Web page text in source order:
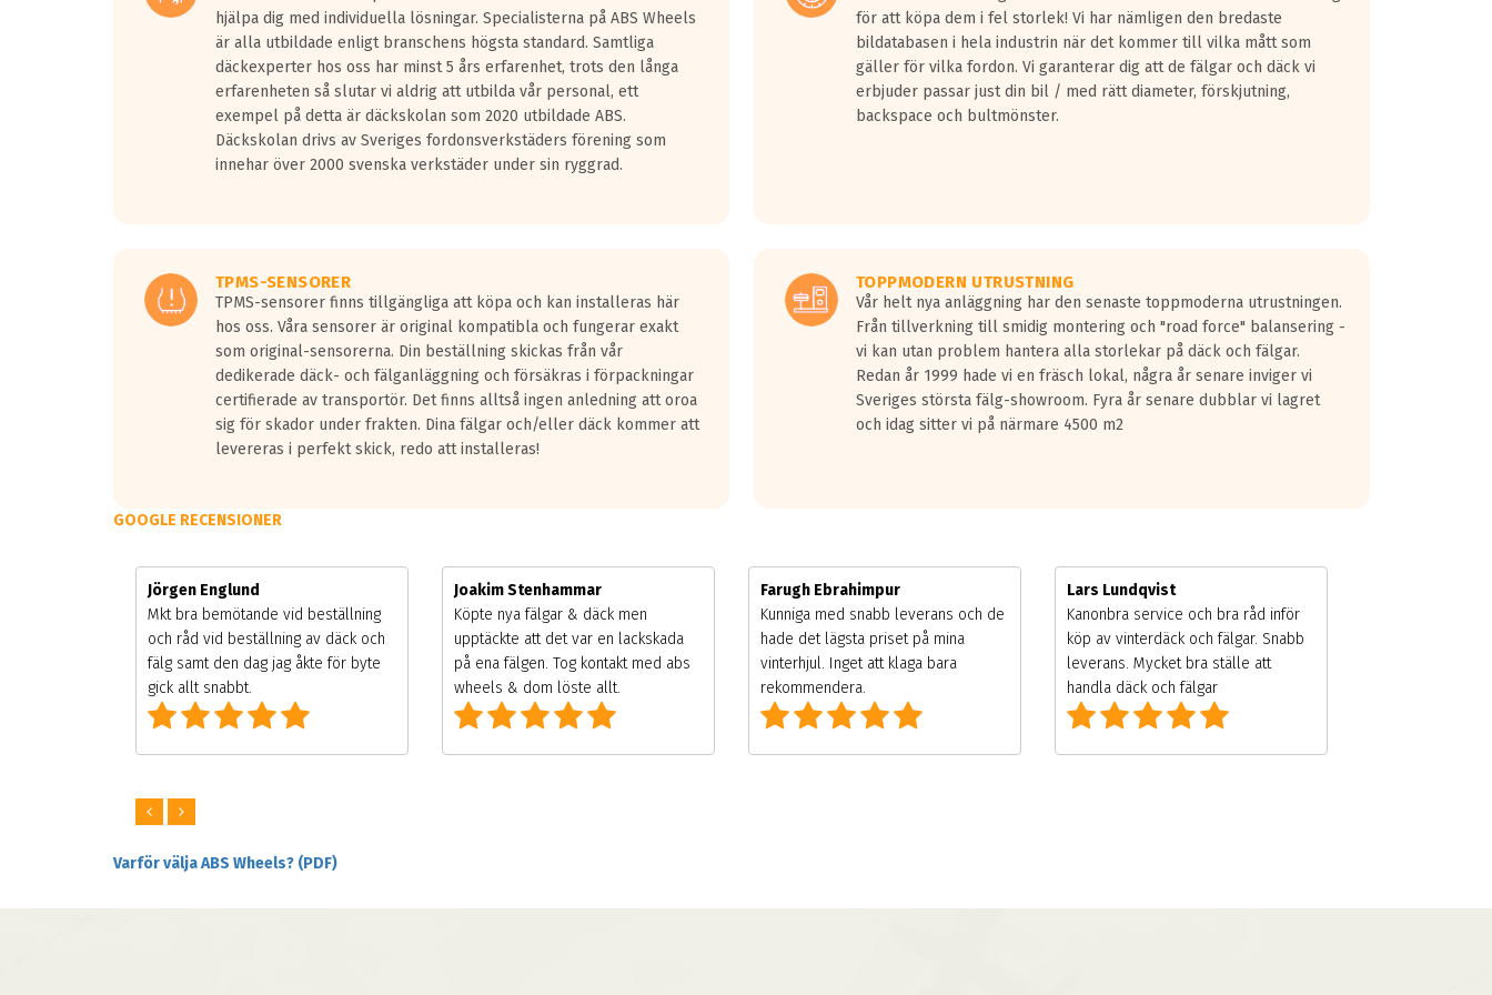
hjälpa dig med individuella lösningar. Specialisterna på ABS Wheels
är alla utbildade enligt branschens högsta standard. Samtliga
däckexperter hos oss har minst 5 års erfarenhet, trots den långa
erfarenheten så slutar vi aldrig att utbilda vår personal, ett
exempel på detta är däckskolan som 2020 utbildade ABS.
Däckskolan drivs av Sveriges fordonsverkstäders förening som
innehar över 2000 svenska verkstäder under sin ryggrad.
för att köpa dem i fel storlek! Vi har nämligen den bredaste
bildatabasen i hela industrin när det kommer till vilka mått som
gäller för vilka fordon. Vi garanterar dig att de fälgar och däck vi
erbjuder passar just din bil / med rätt diameter, förskjutning,
backspace och bultmönster.
TPMS-SENSORER
TPMS-sensorer finns tillgängliga att köpa och kan installeras här
hos oss. Våra sensorer är original kompatibla och fungerar exakt
som original-sensorerna. Din beställning skickas från vår
dedikerade däck- och fälganläggning och försäkras i förpackningar
certifierade av transportör. Det finns alltså ingen anledning att oroa
sig för skador under frakten. Dina fälgar och/eller däck kommer att
levereras i perfekt skick, redo att installeras!
TOPPMODERN UTRUSTNING
Vår helt nya anläggning har den senaste toppmoderna utrustningen.
Från tillverkning till smidig montering och "road force" balansering -
vi kan utan problem hantera alla storlekar på däck och fälgar.
Redan år 1999 hade vi en fräsch lokal, några år senare inviger vi
Sveriges största fälg-showroom. Fyra år senare dubblar vi lagret
och idag sitter vi på närmare 4500 m2
GOOGLE RECENSIONER
Jörgen Englund
Mkt bra bemötande vid beställning
och råd vid beställning av däck och
fälg samt den dag jag åkte för byte
gick allt snabbt.
Joakim Stenhammar
Köpte nya fälgar & däck men
upptäckte att det var en lackskada
på ena fälgen. Tog kontakt med abs
wheels & dom löste allt.
Farugh Ebrahimpur
Kunniga med snabb leverans och de
hade det lägsta priset på mina
vinterhjul. Inget att klaga bara
rekommendera.
Lars Lundqvist
Kanonbra service och bra råd inför
köp av vinterdäck och fälgar. Snabb
leverans. Mycket bra ställe att
handla däck och fälgar
Varför välja ABS Wheels? (PDF)